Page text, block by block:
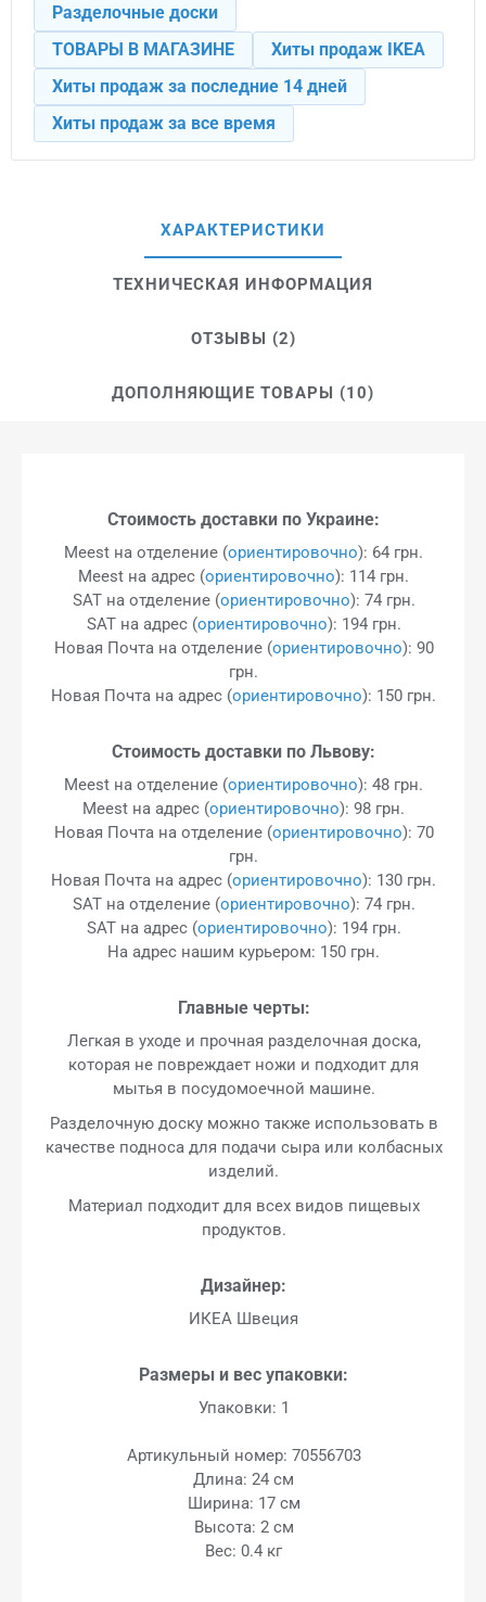
Разделочные доски
ТОВАРЫ В МАГАЗИНЕ
Хиты продаж IKEA
Хиты продаж за последние 14 дней
Хиты продаж за все время
ХАРАКТЕРИСТИКИ
ТЕХНИЧЕСКАЯ ИНФОРМАЦИЯ
ОТЗЫВЫ (2)
ДОПОЛНЯЮЩИЕ ТОВАРЫ (10)
Стоимость доставки по Украине:
Meest на отделение (ориентировочно): 64 грн.
Meest на адрес (ориентировочно): 114 грн.
SAT на отделение (ориентировочно): 74 грн.
SAT на адрес (ориентировочно): 194 грн.
Новая Почта на отделение (ориентировочно): 90
грн.
Новая Почта на адрес (ориентировочно): 150 грн.
Стоимость доставки по Львову:
Meest на отделение (ориентировочно): 48 грн.
Meest на адрес (ориентировочно): 98 грн.
Новая Почта на отделение (ориентировочно): 70
грн.
Новая Почта на адрес (ориентировочно): 130 грн.
SAT на отделение (ориентировочно): 74 грн.
SAT на адрес (ориентировочно): 194 грн.
На адрес нашим курьером: 150 грн.
Главные черты:
Легкая в уходе и прочная разделочная доска,
которая не повреждает ножи и подходит для
мытья в посудомоечной машине.
Разделочную доску можно также использовать в
качестве подноса для подачи сыра или колбасных
изделий.
Материал подходит для всех видов пищевых
продуктов.
Дизайнер:
ИКЕА Швеция
Размеры и вес упаковки:
Упаковки: 1
Артикульный номер: 70556703
Длина: 24 см
Ширина: 17 см
Высота: 2 см
Вес: 0.4 кг